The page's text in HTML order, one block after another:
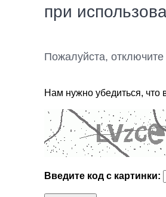
при
Пожалуйста,
Нам нужно убедиться, что
Введите код с картинки: